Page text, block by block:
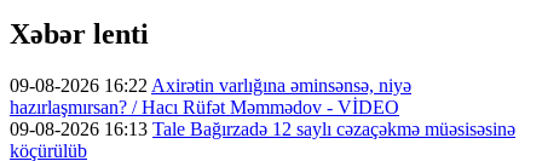
Xəbər lenti
09-08-2026 16:22 Axirətin varlığına əminsənsə, niyə
hazırlaşmırsan? / Hacı Rüfət Məmmədov - VİDEO
09-08-2026 16:13 Tale Bağırzadə 12 saylı cəzaçəkmə müəsisəsinə
köçürülüb